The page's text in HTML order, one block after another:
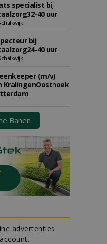
specialist bij
40 uur
bij
40 uur
(m/v)
KralingenOosthoek
Banen
advertenties